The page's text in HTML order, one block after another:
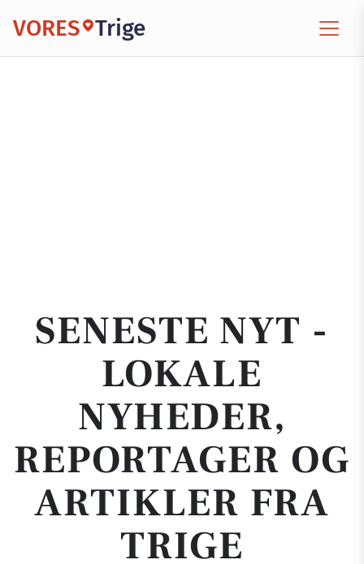
VORES Trige
SENESTE NYT -
LOKALE
NYHEDER,
REPORTAGER OG
ARTIKLER FRA
TRIGE